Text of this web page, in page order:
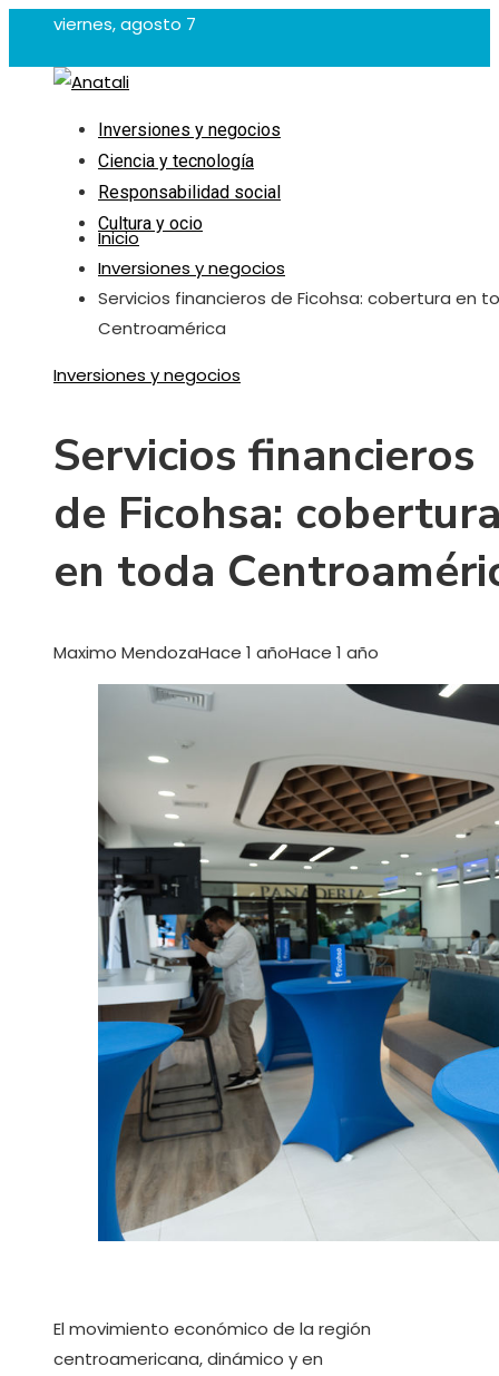
viernes, agosto 7
Inversiones y negocios
Ciencia y tecnología
Responsabilidad social
Cultura y ocio
Inicio
Inversiones y negocios
Servicios financieros de Ficohsa: cobertura en
Centroamérica
Inversiones y negocios
Servicios financieros
de Ficohsa:
en toda
Maximo MendozaHace 1 añoHace 1 año
El movimiento económico de la región
centroamericana, dinámico y en